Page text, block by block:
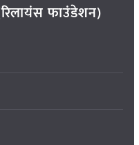
फाउंडेशन)